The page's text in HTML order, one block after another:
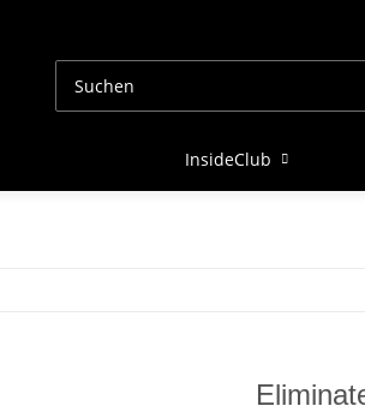
InsideClub